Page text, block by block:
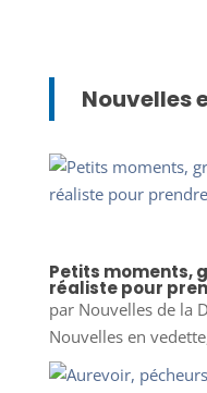
Nouvelles
Petits moments,
réaliste pour
par Nouvelles de la
Nouvelles en vedette